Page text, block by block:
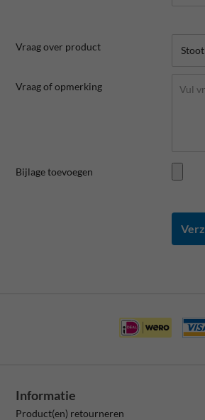
Vraag over product
Vraag of opmerking
Bijlage toevoegen
Informatie
Product(en) retourneren